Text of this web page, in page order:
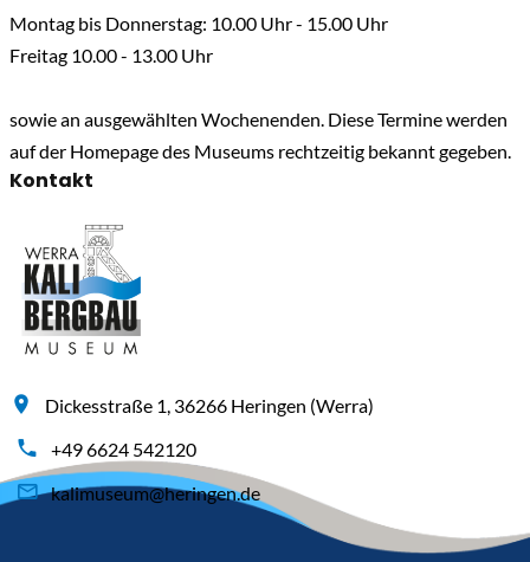
Montag bis Donnerstag: 10.00 Uhr - 15.00 Uhr
Freitag 10.00 - 13.00 Uhr
sowie an ausgewählten Wochenenden. Diese Termine werden
auf der Homepage des Museums rechtzeitig bekannt gegeben.
Kontakt
Dickesstraße 1, 36266 Heringen (Werra)
+49 6624 542120
kalimuseum@heringen.de